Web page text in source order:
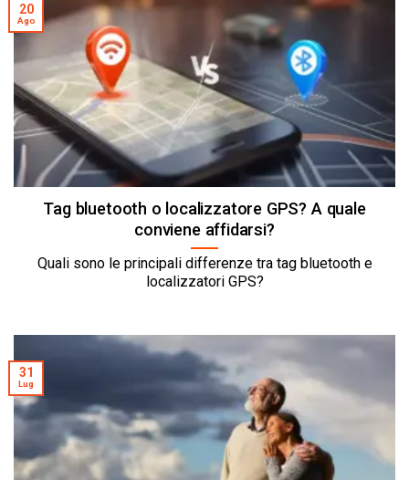
Tag bluetooth o localizzatore GPS? A quale
conviene affidarsi?
Quali sono le principali differenze tra tag bluetooth e
localizzatori GPS?
20
Ago
31
Lug